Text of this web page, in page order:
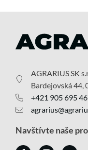
AGRARIUS SK
Bardejovská 44,
+421 905 695
Navštívte naše